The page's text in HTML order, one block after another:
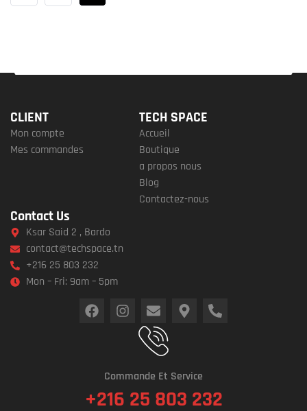
CLIENT
Mon compte
Mes commandes
TECH SPACE
Accueil
Boutique
a propos nous
Blog
Contactez-nous
Contact Us
Ksar Said 2 , Bardo
contact@techspace.tn
+216 25 803 232
Mon – Fri: 9am – 5pm
Commande Et Service
+216 25 803 232